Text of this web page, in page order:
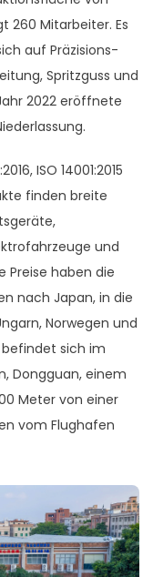
260 Mitarbeiter. Es
auf Präzisions-
Spritzguss und
2022 eröffnete
ISO 14001:2015
finden breite
und
Preise haben die
nach Japan, in die
Norwegen und
befindet sich im
Dongguan, einem
Meter von einer
vom Flughafen